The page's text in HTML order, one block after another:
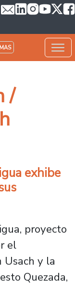
/
exhibe
proyecto
el
y la
Quezada,